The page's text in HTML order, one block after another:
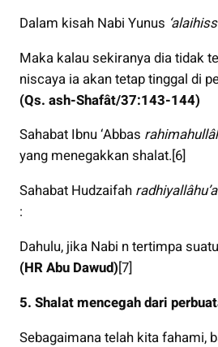
Dalam kisah Nabi Yunus
Maka kalau sekiranya dia tidak
niscaya ia akan tetap tinggal di
(Qs. ash-Shafât/37:143-144)
Sahabat Ibnu ‘Abbas
yang menegakkan shalat.[6]
Sahabat Hudzaifah
:
Dahulu, jika Nabi n tertimpa
(HR Abu Dawud)[7]
5. Shalat mencegah dari
Sebagaimana telah kita fahami,